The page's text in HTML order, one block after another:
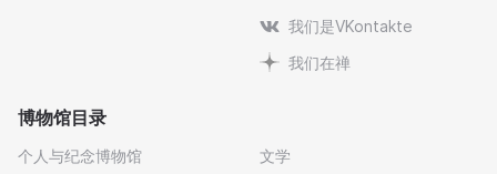
我们是VKontakte
我们在禅
博物馆目录
个人与纪念博物馆
文学